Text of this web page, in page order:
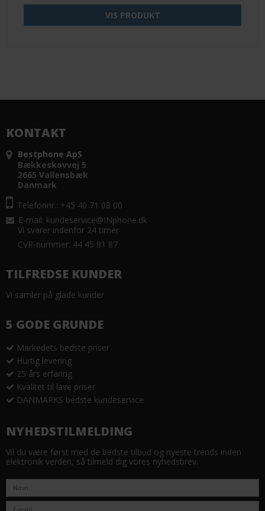
VIS PRODUKT
KONTAKT
Bestphone ApS
Bækkeskovvej 5
2665 Vallensbæk
Danmark
Telefonnr.: +45 40 71 08 00
E-mail: kundeservice@INphone.dk
Vi svarer indenfor 24 timer
CVR-nummer: 44 45 81 87
TILFREDSE KUNDER
Vi samler på glade kunder
5 GODE GRUNDE
Markedets bedste priser
Hurtig levering
25 års erfaring
Kvalitet til lave priser
DANMARKS bedste kundeservice
NYHEDSTILMELDING
Vil du være først med de bedste tilbud og nyeste trends inden
elektronik verden, så tilmeld dig vores nyhedsbrev.